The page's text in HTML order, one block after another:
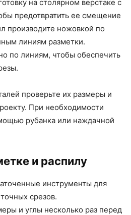
на столярном верстаке с
предотвратить ее смещение
производите ножовкой по
линиям разметки.
по линиям, чтобы обеспечить
проверьте их размеры и
При необходимости
рубанка или наждачной
и распилу
инструменты для
срезов.
и углы несколько раз перед